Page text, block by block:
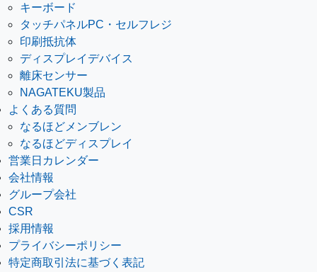
キーボード
タッチパネルPC・セルフレジ
印刷抵抗体
ディスプレイデバイス
離床センサー
NAGATEKU製品
よくある質問
なるほどメンブレン
なるほどディスプレイ
営業日カレンダー
会社情報
グループ会社
CSR
採用情報
プライバシーポリシー
特定商取引法に基づく表記